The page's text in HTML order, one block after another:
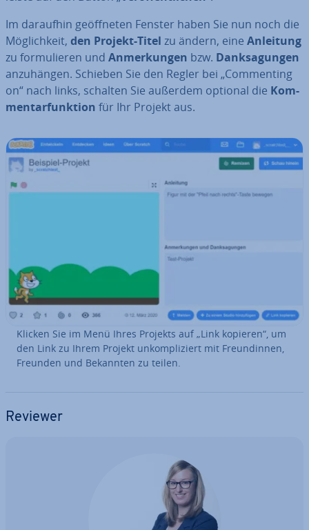
Im daraufhin ge­öff­ne­ten Fenster haben Sie nun noch die
Mög­lich­keit, den Projekt-Titel zu ändern, eine Anleitung
zu for­mu­lie­ren und An­mer­kun­gen bzw. Dank­sa­gun­gen
an­zu­hän­gen. Schieben Sie den Regler bei „Com­men­ting
on“ nach links, schalten Sie außerdem optional die Kom­
men­tar­funk­ti­on für Ihr Projekt aus.
Klicken Sie im Menü Ihres Projekts auf „Link kopieren“, um
den Link zu Ihrem Projekt un­kom­pli­ziert mit Freun­din­nen,
Freunden und Bekannten zu teilen.
Reviewer